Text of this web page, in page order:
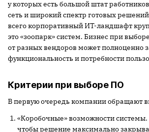
у которых есть большой штат
сеть и широкий спектр готовых
всего корпоративный ИТ-ландшафт
это «зоопарк» систем. Бизнес при
от разных вендоров может полноценно
функциональность и потребности
Критерии при выборе ПО
В первую очередь компании обращают
«Коробочные» возможности системы.
чтобы решение максимально